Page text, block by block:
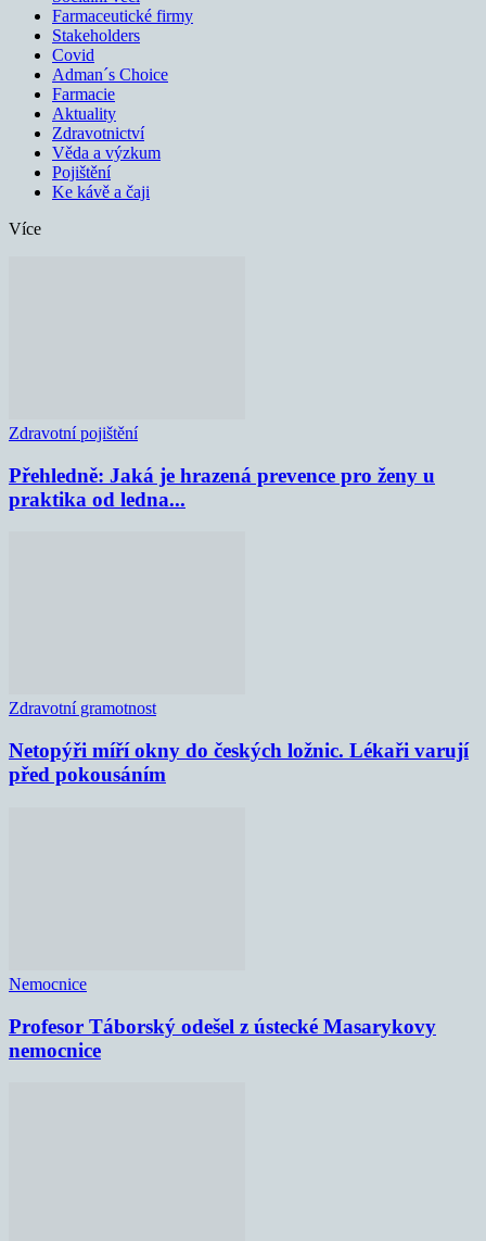
Farmaceutické firmy
Stakeholders
Covid
Adman´s Choice
Farmacie
Aktuality
Zdravotnictví
Věda a výzkum
Pojištění
Ke kávě a čaji
Více
Zdravotní pojištění
Přehledně: Jaká je hrazená prevence pro ženy u
praktika od ledna...
Zdravotní gramotnost
Netopýři míří okny do českých ložnic. Lékaři varují
před pokousáním
Nemocnice
Profesor Táborský odešel z ústecké Masarykovy
nemocnice